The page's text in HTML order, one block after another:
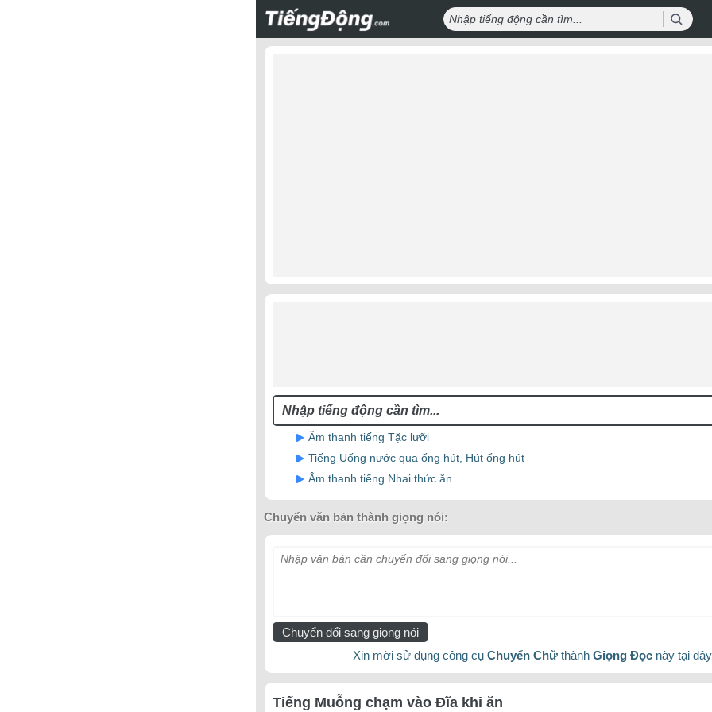
Âm thanh tiếng Tặc lưỡi
Tiếng Uống nước qua ống hút, Hút ống hút
Âm thanh tiếng Nhai thức ăn
Chuyển văn bản thành giọng nói:
Nhập văn bản cần chuyển đổi sang giọng nói...
Chuyển đổi sang giọng nói
Xin mời sử dụng công cụ Chuyển Chữ thành Giọng Đọc này tại
Tiếng Muỗng chạm vào Đĩa khi ăn